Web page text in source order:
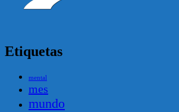
Etiquetas
mental
mes
mundo